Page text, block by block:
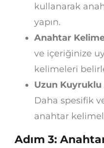
kullanarak
yapın.
Anahtar
ve içeriğinize
kelimeleri
Uzun
Daha spesifik
anahtar
Adım 3: